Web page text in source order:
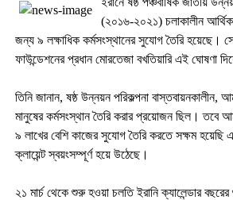
(২০১৬-২০২১) চলাকালীন
জন্য ৯ লক্ষাধিক কর্মসংস্থানের সুযোগ তৈরি হয়েছে।
ফাউন্ডেশনের প্রধান মোরতেজা বখতিয়ারি এই ঘোষণা
তিনি জানান, ষষ্ঠ উন্নয়ন পরিকল্পনা বাস্তবায়নকালীন,
মানুষের কর্মসংস্থান তৈরি করার প্রয়োজন ছিল। তবে
৯ লাখের বেশি কাজের সুযোগ তৈরি করতে সক্ষম
ক্লায়েন্ট স্বয়ংসম্পূর্ণ হয়ে উঠেছে।
২১ মার্চ থেকে শুরু হওয়া চলতি ইরানি ক্যালেন্ডার